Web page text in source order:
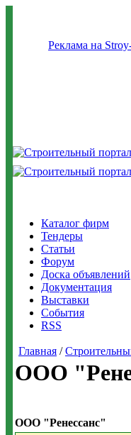
Реклама на
Каталог фирм
Тендеры
Статьи
Форум
Доска объявлений
Документация
Выставки
События
RSS
Главная /
ООО
ООО "Ренессанс"